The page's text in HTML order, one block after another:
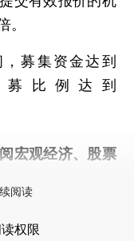
。
募集资金达到
募比例达到
宏观经济、股票
阅读
权限